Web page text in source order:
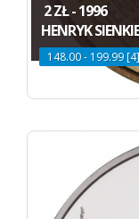
2 ZŁ - 1996
HENRYK
148.00 - 199.99 [4]